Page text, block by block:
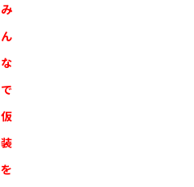
み
ん
な
で
仮
装
を